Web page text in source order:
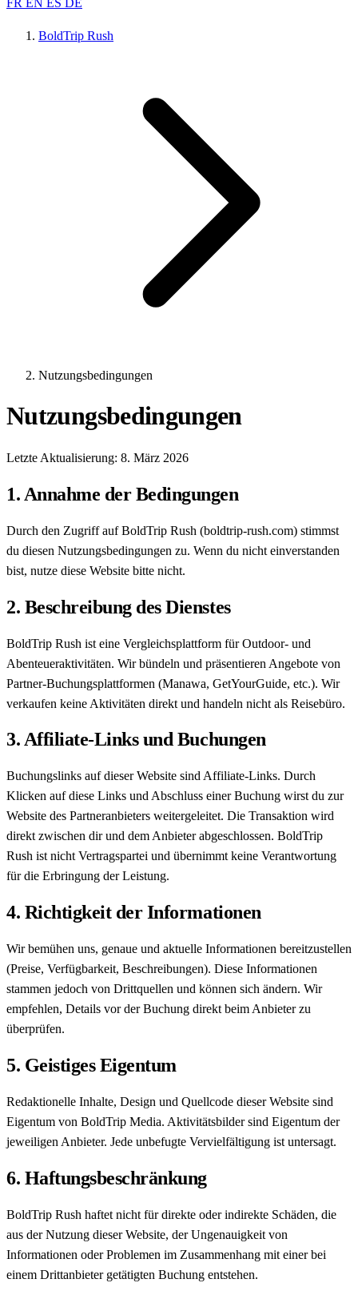
FR EN ES DE
BoldTrip Rush
Nutzungsbedingungen
Nutzungsbedingungen
Letzte Aktualisierung: 8. März 2026
1. Annahme der Bedingungen
Durch den Zugriff auf BoldTrip Rush (boldtrip-rush.com) stimmst
du diesen Nutzungsbedingungen zu. Wenn du nicht einverstanden
bist, nutze diese Website bitte nicht.
2. Beschreibung des Dienstes
BoldTrip Rush ist eine Vergleichsplattform für Outdoor- und
Abenteueraktivitäten. Wir bündeln und präsentieren Angebote von
Partner-Buchungsplattformen (Manawa, GetYourGuide, etc.). Wir
verkaufen keine Aktivitäten direkt und handeln nicht als Reisebüro.
3. Affiliate-Links und Buchungen
Buchungslinks auf dieser Website sind Affiliate-Links. Durch
Klicken auf diese Links und Abschluss einer Buchung wirst du zur
Website des Partneranbieters weitergeleitet. Die Transaktion wird
direkt zwischen dir und dem Anbieter abgeschlossen. BoldTrip
Rush ist nicht Vertragspartei und übernimmt keine Verantwortung
für die Erbringung der Leistung.
4. Richtigkeit der Informationen
Wir bemühen uns, genaue und aktuelle Informationen bereitzustellen
(Preise, Verfügbarkeit, Beschreibungen). Diese Informationen
stammen jedoch von Drittquellen und können sich ändern. Wir
empfehlen, Details vor der Buchung direkt beim Anbieter zu
überprüfen.
5. Geistiges Eigentum
Redaktionelle Inhalte, Design und Quellcode dieser Website sind
Eigentum von BoldTrip Media. Aktivitätsbilder sind Eigentum der
jeweiligen Anbieter. Jede unbefugte Vervielfältigung ist untersagt.
6. Haftungsbeschränkung
BoldTrip Rush haftet nicht für direkte oder indirekte Schäden, die
aus der Nutzung dieser Website, der Ungenauigkeit von
Informationen oder Problemen im Zusammenhang mit einer bei
einem Drittanbieter getätigten Buchung entstehen.